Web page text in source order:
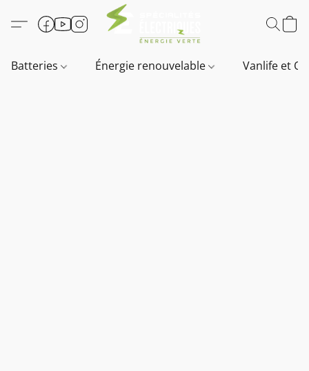
Batteries Énergie renouvelable Vanlife et